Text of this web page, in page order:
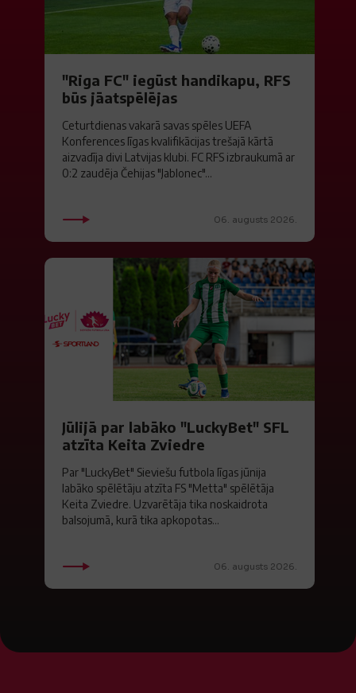
"Riga FC" iegūst handikapu, RFS
būs jāatspēlējas
Ceturtdienas vakarā savas spēles UEFA
Konferences līgas kvalifikācijas trešajā kārtā
aizvadīja divi Latvijas klubi. FC RFS izbraukumā ar
0:2 zaudēja Čehijas "Jablonec"...
06. augusts 2026.
Jūlijā par labāko "LuckyBet" SFL
atzīta Keita Zviedre
Par "LuckyBet" Sieviešu futbola līgas jūnija
labāko spēlētāju atzīta FS "Metta" spēlētāja
Keita Zviedre. Uzvarētāja tika noskaidrota
balsojumā, kurā tika apkopotas...
06. augusts 2026.